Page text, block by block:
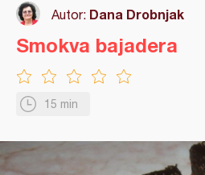
Autor: Dana Drobnjak
15 min
Smokva bajadera